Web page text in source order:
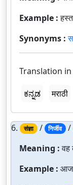
Example :
Synonyms :
Translation
ಕನ್ನಡ
मराठी
6. संज्ञा / निर्जीव /
Meaning :वह
Example : आज